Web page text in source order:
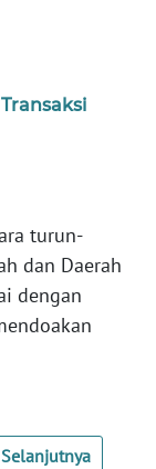
turun-
dan Daerah
dengan
Selanjutnya